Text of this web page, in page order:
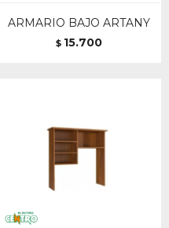
ARMARIO BAJO ARTANY
$ 15.700